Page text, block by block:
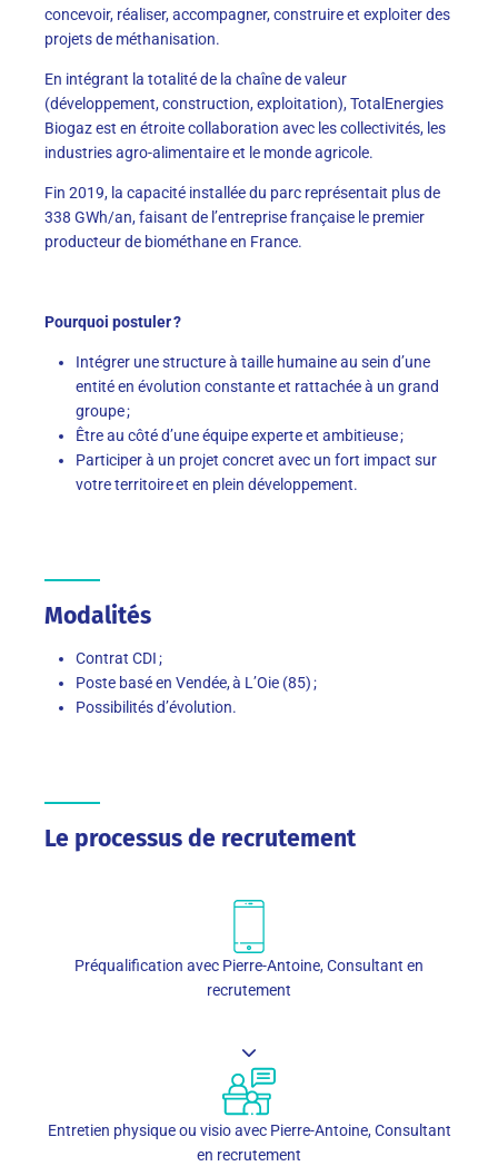
concevoir, réaliser, accompagner, construire et exploiter des
projets de méthanisation.
En intégrant la totalité de la chaîne de valeur
(développement, construction, exploitation), TotalEnergies
Biogaz est en étroite collaboration avec les collectivités, les
industries agro-alimentaire et le monde agricole.
Fin 2019, la capacité installée du parc représentait plus de
338 GWh/an, faisant de l’entreprise française le premier
producteur de biométhane en France.
Pourquoi postuler ?
Intégrer une structure à taille humaine au sein d’une
entité en évolution constante et rattachée à un grand
groupe ;
Être au côté d’une équipe experte et ambitieuse ;
Participer à un projet concret avec un fort impact sur
votre territoire et en plein développement.
Modalités
Contrat CDI ;
Poste basé en Vendée, à L’Oie (85) ;
Possibilités d’évolution.
Le processus de recrutement
Préqualification avec Pierre-Antoine, Consultant en
recrutement
Entretien physique ou visio avec Pierre-Antoine, Consultant
en recrutement